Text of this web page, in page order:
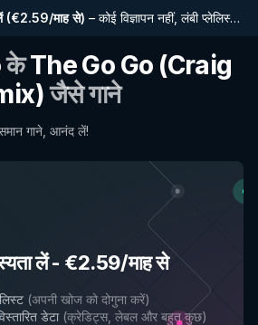
(€2.59/माह से) – कोई विज्ञापन नहीं, लंबी प्लेलिस्ट, पूर्ण इतिहास और नई सुविधाओं तक प्रारंभिक पहुंच
केThe Go Go (Craig
जैसे गाने
गाने, आनंद लें!
लें- €2.59/माह से
(अपनी खोज को दोगुना करें)
डेटा (क्रेडिट्स, लेबल और बहुत कुछ)